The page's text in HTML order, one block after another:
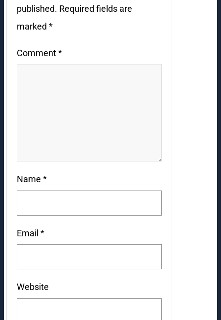
published. Required fields are
marked *
Comment*
Name *
Email *
Website